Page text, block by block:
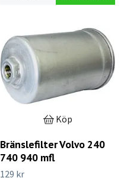
Köp
Bränslefilter Volvo 240
740 940 mfl
129 kr